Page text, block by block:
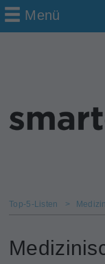
Menü
Top-5-Listen >